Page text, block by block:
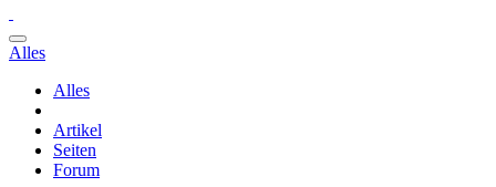
Alles
Alles
Artikel
Seiten
Forum